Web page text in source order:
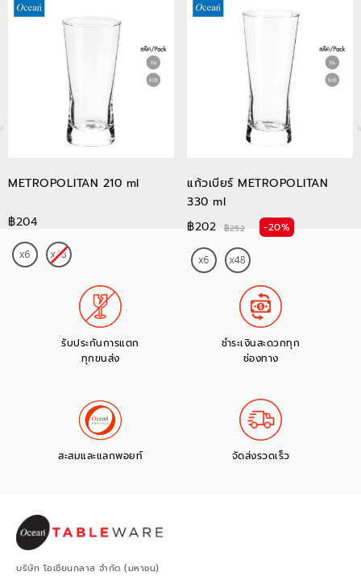
METROPOLITAN 210 ml
฿204
แก้วเบียร์ METROPOLITAN
330 ml
฿202
฿252 -20%
รับประกันการแตก
ทุกขนส่ง
ชำระเงินสะดวกทุก
ช่องทาง
สะสมและแลกพอยท์ จัดส่งรวดเร็ว
บริษัท โอเชียนกลาส จำกัด (มหาชน)